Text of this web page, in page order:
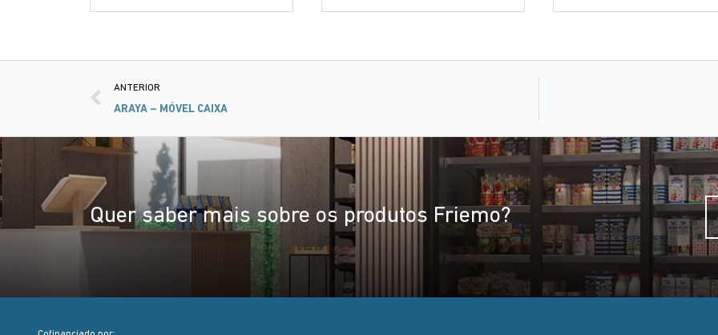
ANTERIOR
ARAYA – MÓVEL CAIXA
Quer saber mais sobre os produtos Friemo?